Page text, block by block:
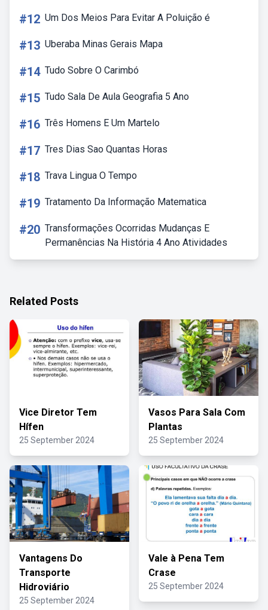
#12 Um Dos Meios Para Evitar A Poluição é
#13 Uberaba Minas Gerais Mapa
#14 Tudo Sobre O Carimbó
#15 Tudo Sala De Aula Geografia 5 Ano
#16 Três Homens E Um Martelo
#17 Tres Dias Sao Quantas Horas
#18 Trava Lingua O Tempo
#19 Tratamento Da Informação Matematica
#20 Transformações Ocorridas Mudanças E
Permanências Na História 4 Ano Atividades
Related Posts
Vice Diretor Tem
Hífen
25 September 2024
Vasos Para Sala Com
Plantas
25 September 2024
Vantagens Do
Transporte
Hidroviário
25 September 2024
Vale à Pena Tem
Crase
25 September 2024